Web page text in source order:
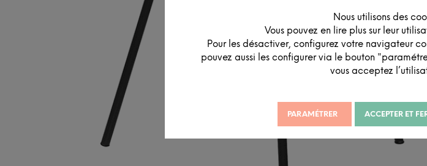
Nous utilisons des
Vous pouvez en lire plus sur leur
Pour les désactiver, configurez votre navigateur
pouvez aussi les configurer via le bouton
vous acceptez
PARAMÉTRER ACCEPTER ET